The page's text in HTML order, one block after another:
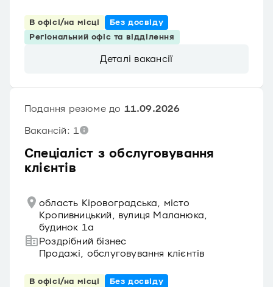
В офісі/на місці
Без досвіду
Регіональний офіс та відділення
Деталі вакансії
Спеціаліст з обслуговування
клієнтів
Подання резюме до 11.09.2026
Вакансій: 1
область Кіровоградська, місто
Кропивницький, вулиця Маланюка,
будинок 1а
Роздрібний бізнес
Продажі, обслуговування клієнтів
В офісі/на місці Без досвіду